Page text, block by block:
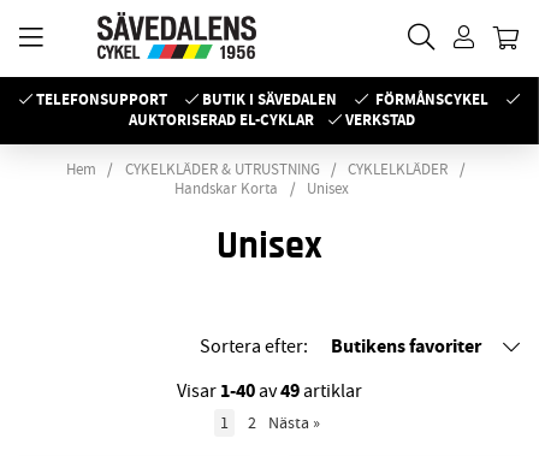
TELEFONSUPPORT BUTIK I SÄVEDALEN
FÖRMÅNSCYKEL
AUKTORISERAD EL-CYKLAR
VERKSTAD
Hem CYKELKLÄDER & UTRUSTNING
CYKLELKLÄDER
Handskar Korta
Unisex
Unisex
Sortera efter: Butikens favoriter
Visar 1-40av49artiklar
1 2 Nästa »